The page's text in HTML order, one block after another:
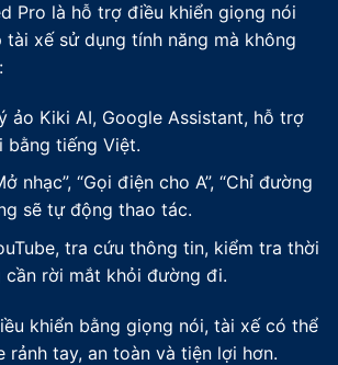
Pro là hỗ trợ điều khiển giọng nói
tài xế sử dụng tính năng mà không
ảo Kiki AI, Google Assistant, hỗ trợ
bằng tiếng Việt.
nhạc”, “Gọi điện cho A”, “Chỉ đường
sẽ tự động thao tác.
tra cứu thông tin, kiểm tra thời
cần rời mắt khỏi đường đi.
khiển bằng giọng nói, tài xế có thể
rảnh tay, an toàn và tiện lợi hơn.